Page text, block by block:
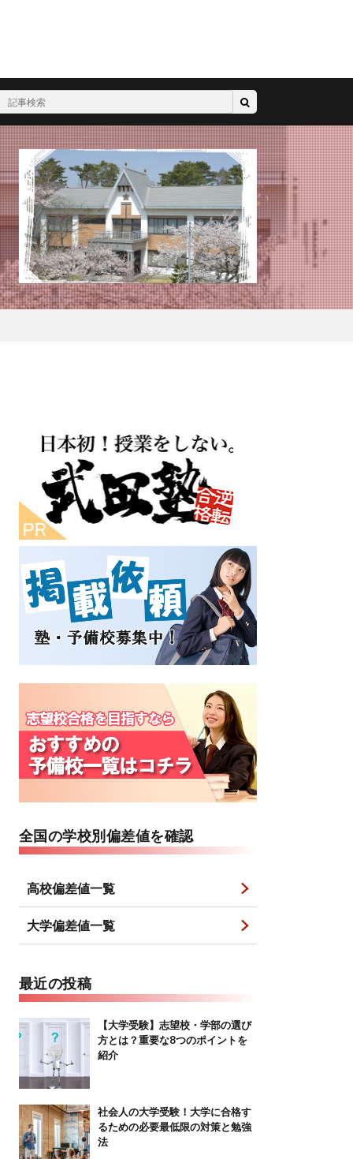
全国の学校別偏差値を確認
高校偏差値一覧
大学偏差値一覧
最近の投稿
【大学受験】志望校・学部の選び
方とは？重要な8つのポイントを
紹介
社会人の大学受験！大学に合格す
るための必要最低限の対策と勉強
法